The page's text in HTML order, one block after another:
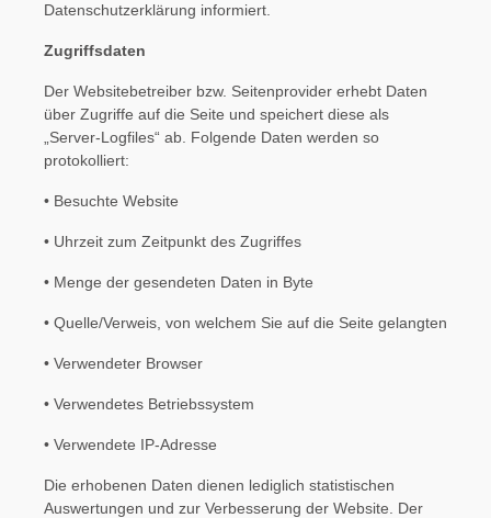
Datenschutzerklärung informiert.
Zugriffsdaten
Der Websitebetreiber bzw. Seitenprovider erhebt Daten
über Zugriffe auf die Seite und speichert diese als
„Server-Logfiles“ ab. Folgende Daten werden so
protokolliert:
• Besuchte Website
• Uhrzeit zum Zeitpunkt des Zugriffes
• Menge der gesendeten Daten in Byte
• Quelle/Verweis, von welchem Sie auf die Seite gelangten
• Verwendeter Browser
• Verwendetes Betriebssystem
• Verwendete IP-Adresse
Die erhobenen Daten dienen lediglich statistischen
Auswertungen und zur Verbesserung der Website. Der